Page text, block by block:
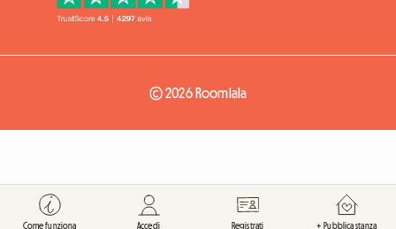
© 2026 Roomlala
Come funziona Accedi Registrati + Pubblica stanza